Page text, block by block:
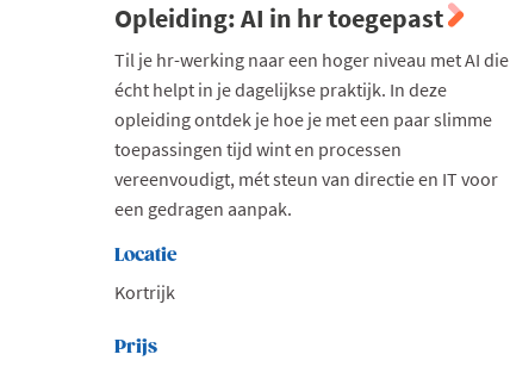
Opleiding: AI in hr toegepast
Til je hr-werking naar een hoger niveau met AI die
écht helpt in je dagelijkse praktijk. In deze
opleiding ontdek je hoe je met een paar slimme
toepassingen tijd wint en processen
vereenvoudigt, mét steun van directie en IT voor
een gedragen aanpak.
Locatie
Kortrijk
Prijs